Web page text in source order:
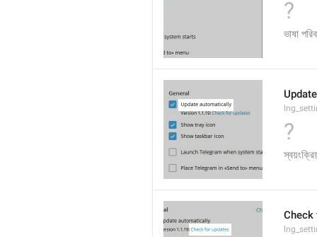
?
ভাষা
?
Check